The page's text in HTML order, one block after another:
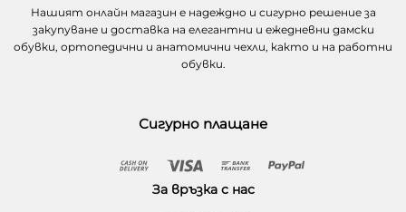
Нашият онлайн магазин е надеждно и сигурно решение за
закупуване и доставка на елегантни и ежедневни дамски
обувки, ортопедични и анатомични чехли, както и на работни
обувки.
Сигурно плащане
Cash
On
Delivery
Visa
Bank
PayPal
За връзка с нас